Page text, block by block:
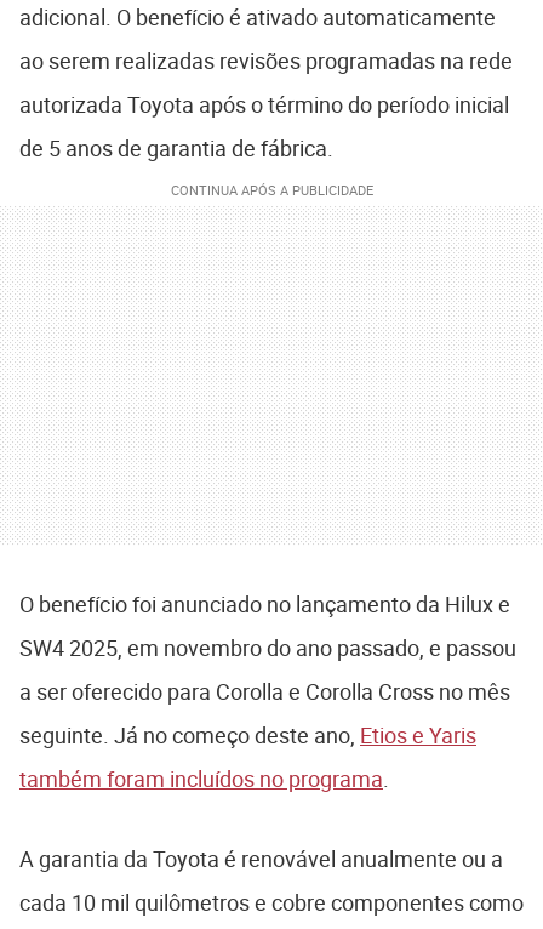
adicional. O benefício é ativado automaticamente
ao serem realizadas revisões programadas na rede
autorizada Toyota após o término do período inicial
de 5 anos de garantia de fábrica.
O benefício foi anunciado no lançamento da Hilux e
SW4 2025, em novembro do ano passado, e passou
a ser oferecido para Corolla e Corolla Cross no mês
seguinte. Já no começo deste ano, Etios e Yaris
também foram incluídos no programa
A garantia da Toyota é renovável anualmente ou a
cada 10 mil quilômetros e cobre componentes como